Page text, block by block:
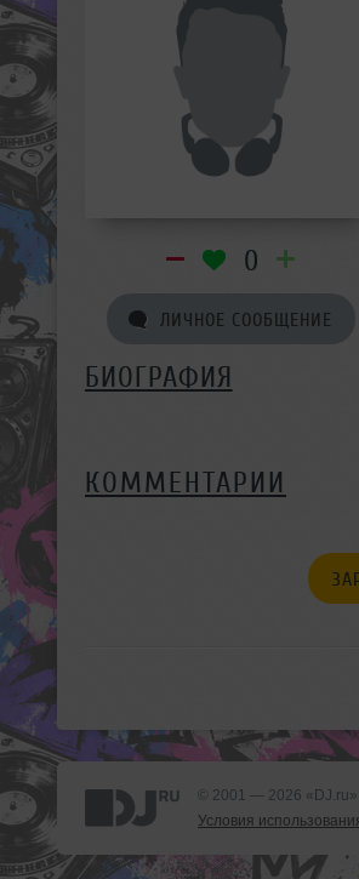
0
ЛИЧНОЕ СООБЩЕНИЕ
БИОГРАФИЯ
КОММЕНТАРИИ
© 2001 — 2026
Условия